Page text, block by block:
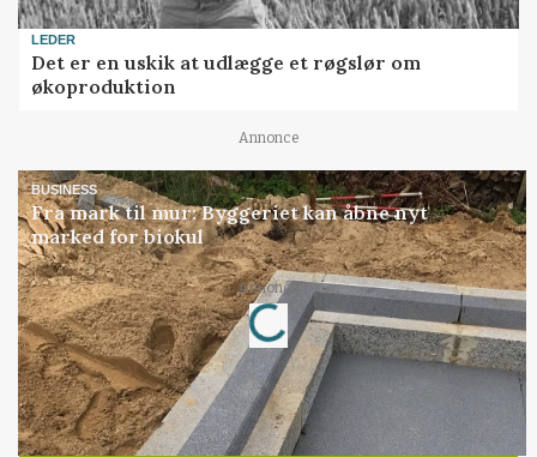
LEDER
Det er en uskik at udlægge et røgslør om
økoproduktion
Annonce
BUSINESS
Fra mark til mur: Byggeriet kan åbne nyt
marked for biokul
Annonce
Loading...
Jobs